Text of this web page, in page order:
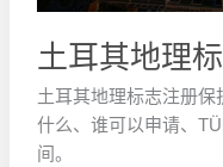
土耳其地理
土耳其地理标志注册
什么、谁可以申请、
间。
册：
完
整
指
南